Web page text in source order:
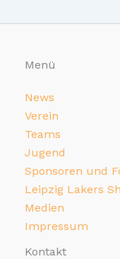
Menü
News
Verein
Teams
Jugend
Sponsoren und
Leipzig Lakers
Medien
Impressum
Kontakt